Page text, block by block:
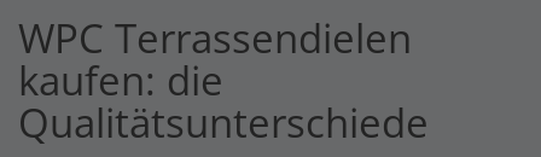
WPC Terrassendielen
kaufen: die
Qualitätsunterschiede